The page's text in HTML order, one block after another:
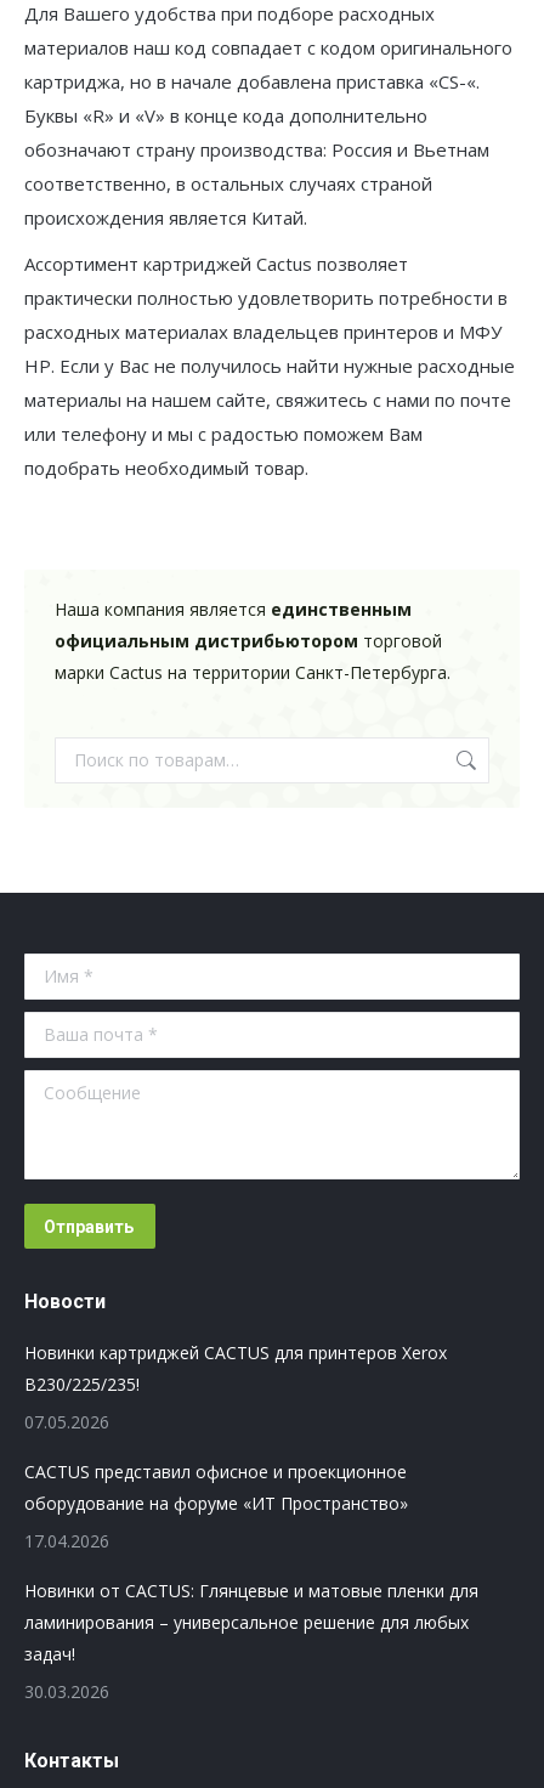
Для Вашего удобства при подборе расходных
материалов наш код совпадает с кодом оригинального
картриджа, но в начале добавлена приставка «CS-«.
Буквы «R» и «V» в конце кода дополнительно
обозначают страну производства: Россия и Вьетнам
соответственно, в остальных случаях страной
происхождения является Китай.
Ассортимент картриджей Cactus позволяет
практически полностью удовлетворить потребности в
расходных материалах владельцев принтеров и МФУ
HP. Если у Вас не получилось найти нужные расходные
материалы на нашем сайте, свяжитесь с нами по почте
или телефону и мы с радостью поможем Вам
подобрать необходимый товар.
Наша компания является единственным
официальным дистрибьютором торговой
марки Cactus на территории Санкт-Петербурга.
Имя *
Ваша почта *
Сообщение
Отправить
Новости
Новинки картриджей CACTUS для принтеров Xerox
B230/225/235!
07.05.2026
CACTUS представил офисное и проекционное
оборудование на форуме «ИТ Пространство»
17.04.2026
Новинки от CACTUS: Глянцевые и матовые пленки для
ламинирования – универсальное решение для любых
задач!
30.03.2026
Контакты